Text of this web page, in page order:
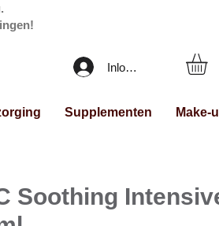
Inloggen
Supplementen Make-
Soothing